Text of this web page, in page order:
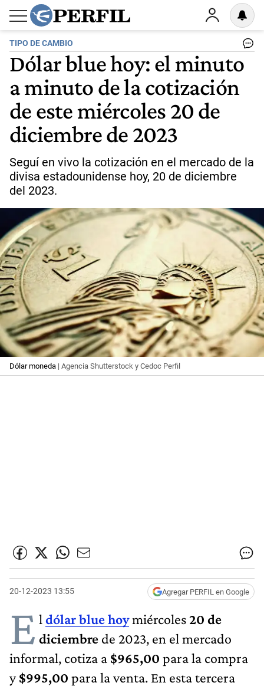
TIPO DE CAMBIO
Dólar blue hoy: el minuto
a minuto de la cotización
de este miércoles 20 de
diciembre de 2023
Seguí en vivo la cotización en el mercado de la
divisa estadounidense hoy, 20 de diciembre
del 2023.
Dólar moneda | Agencia Shutterstock y Cedoc Perfil
20-12-2023 13:55 Agregar PERFIL en Google
E l dólar blue hoymiércoles20 de
diciembre de 2023, en el mercado
informal, cotiza a $965,00 para la compra
y$995,00 para la venta. En esta tercera